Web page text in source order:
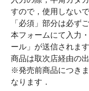
すので，使用しない
「必須」部分は必ず
本フォームにて入力
ール」が送信されます
商品は取次店経由の
※発売前商品につき
なります．